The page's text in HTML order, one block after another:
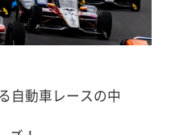
自動車レースの中